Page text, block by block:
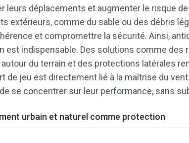
leurs déplacements et augmenter le risque
extérieurs, comme du sable ou des débris
et compromettre la sécurité. Ainsi,
est indispensable. Des solutions comme des
du terrain et des protections latérales
de jeu est directement lié à la maîtrise du
se concentrer sur leur performance, sans
urbain et naturel comme protection